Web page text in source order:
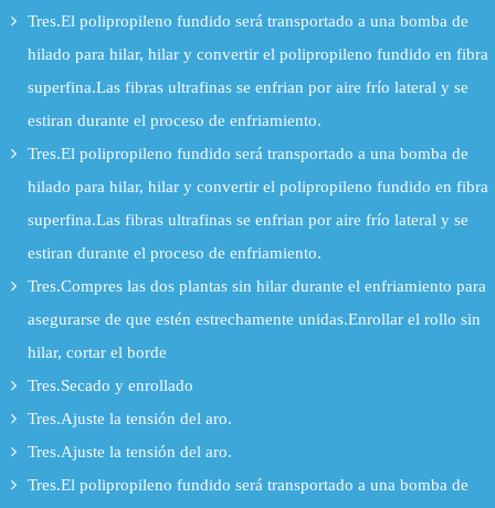
Tres.El polipropileno fundido será transportado a una bomba de
hilado para hilar, hilar y convertir el polipropileno fundido en fibra
superfina.Las fibras ultrafinas se enfrian por aire frío lateral y se
estiran durante el proceso de enfriamiento.
Tres.El polipropileno fundido será transportado a una bomba de
hilado para hilar, hilar y convertir el polipropileno fundido en fibra
superfina.Las fibras ultrafinas se enfrian por aire frío lateral y se
estiran durante el proceso de enfriamiento.
Tres.Compres las dos plantas sin hilar durante el enfriamiento para
asegurarse de que estén estrechamente unidas.Enrollar el rollo sin
hilar, cortar el borde
Tres.Secado y enrollado
Tres.Ajuste la tensión del aro.
Tres.Ajuste la tensión del aro.
Tres.El polipropileno fundido será transportado a una bomba de